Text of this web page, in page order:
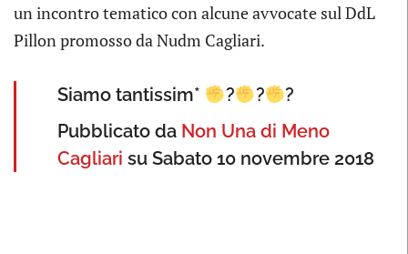
un incontro tematico con alcune avvocate sul DdL
Pillon promosso da Nudm Cagliari.
Siamo tantissim* ? ?
?
Pubblicato da Non Una di Meno
Cagliari su Sabato 10 novembre 2018